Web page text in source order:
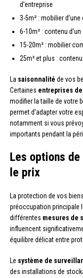
d’entreprise
3-5m² : mobilier
6-10m² : contenu
15-20m² : mobilier
25m² et plus :
La saisonnalité de vos
Certaines entreprises
modifier la taille de votre
permet d’adapter votre
notamment si vous
importants pendant la
Les options
le prix
La protection de vos
préoccupation principale
différentes mesures de
influencent
équilibre délicat entre
Le système de
des installations de